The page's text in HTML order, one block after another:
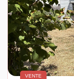
VENTE